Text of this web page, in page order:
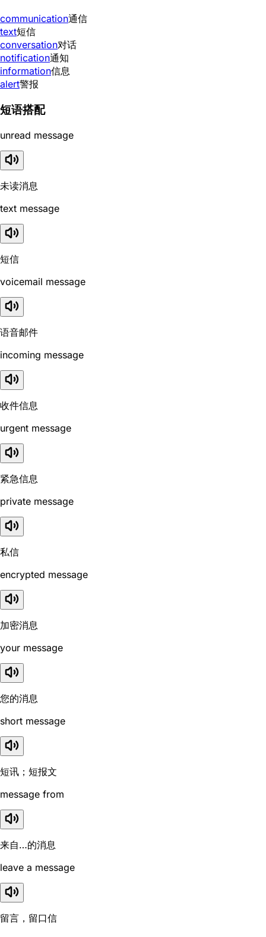
communication通信
text短信
conversation对话
notification通知
information信息
alert警报
短语搭配
unread message
未读消息
text message
短信
voicemail message
语音邮件
incoming message
收件信息
urgent message
紧急信息
private message
私信
encrypted message
加密消息
your message
您的消息
short message
短讯；短报文
message from
来自…的消息
leave a message
留言，留口信